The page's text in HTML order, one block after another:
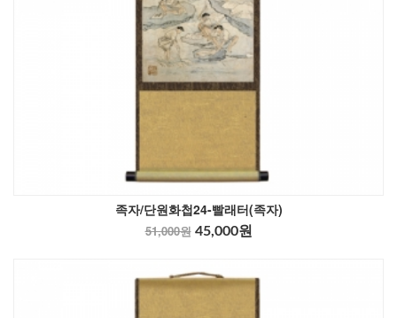
족자/단원화첩24-빨래터(족자)
51,000원 45,000원